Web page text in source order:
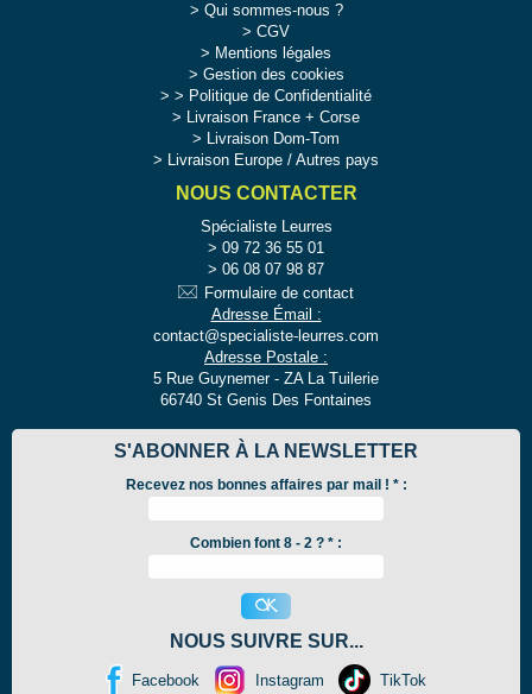
Qui sommes-nous ?
CGV
Mentions légales
Gestion des cookies
>
Politique de Confidentialité
Livraison France + Corse
Livraison Dom-Tom
Livraison Europe / Autres pays
NOUS CONTACTER
Spécialiste Leurres
09 72 36 55 01
06 08 07 98 87
Formulaire de contact
Adresse Émail :
contact@specialiste-leurres.com
Adresse Postale :
5 Rue Guynemer - ZA La Tuilerie
66740 St Genis Des Fontaines
S'ABONNER À LA NEWSLETTER
Recevez nos bonnes affaires par mail ! *:
Combien font 8 - 2 ? * :
NOUS SUIVRE SUR...
Facebook Instagram TikTok